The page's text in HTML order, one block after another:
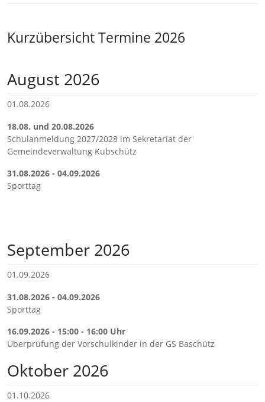
Kurzübersicht Termine 2026
August 2026
01.08.2026
18.08. und 20.08.2026
Schulanmeldung 2027/2028 im Sekretariat der
Gemeindeverwaltung Kubschütz
31.08.2026 - 04.09.2026
Sporttag
September 2026
01.09.2026
31.08.2026 - 04.09.2026
Sporttag
16.09.2026 - 15:00 - 16:00 Uhr
Überprüfung der Vorschulkinder in der GS Baschütz
Oktober 2026
01.10.2026